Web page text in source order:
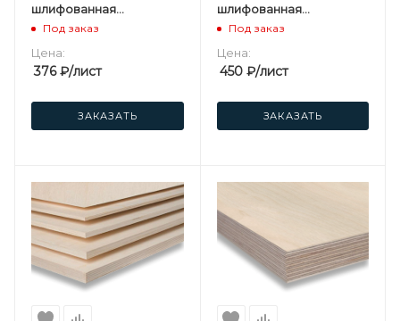
шлифованная
березовая
Под заказ
Цена:
376₽/лист
ЗАКАЗАТЬ
шлифованная
березовая
Под заказ
Цена:
450₽/лист
ЗАКАЗАТЬ